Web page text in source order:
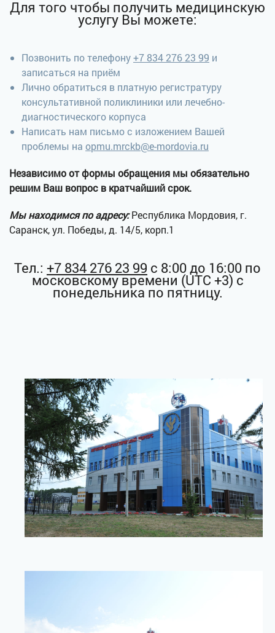
Для того чтобы получить медицинскую
услугу Вы можете:
Позвонить по телефону+7 834 276 23 99 и
записаться на приём
Лично обратиться в платную регистратуру
консультативной поликлиники или лечебно-
диагностического корпуса
Написать нам письмо с изложением Вашей
проблемы на opmu.mrckb@e-mordovia.ru
Независимо от формы обращения мы обязательно
решим Ваш вопрос в кратчайший срок.
Мы находимся по адресу:Республика Мордовия, г.
Саранск, ул. Победы, д. 14/5, корп.1
Тел.: +7 834 276 23 99 с 8:00 до 16:00 по
московскому времени (UTC +3) с
понедельника по пятницу.